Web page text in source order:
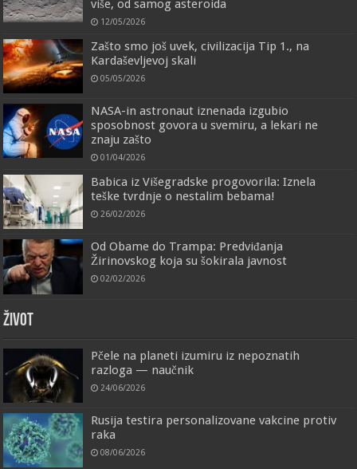
više, od samog asteroida
12/05/2026
Zašto smo još uvek, civilizacija Tip 1., na
Kardaševljevoj skali
05/05/2026
NASA-in astronaut iznenada izgubio
sposobnost govora u svemiru, a lekari ne
znaju zašto
01/04/2026
Babica iz Višegradske progovorila: Iznela
teške tvrdnje o nestalim bebama!
26/02/2026
Od Obame do Trampa: Predviđanja
Žirinovskog koja su šokirala javnost
02/02/2026
ŽIVOT
Pčele na planeti izumiru iz nepoznatih
razloga — naučnik
24/06/2026
Rusija testira personalizovane vakcine protiv
raka
08/06/2026